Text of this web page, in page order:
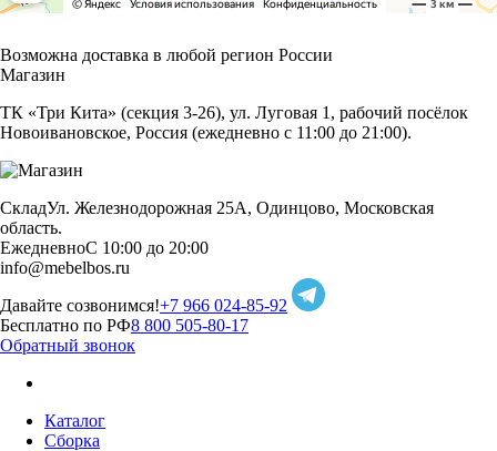
Возможна доставка в любой регион России
Магазин
ТК «Три Кита» (секция 3-26), ул. Луговая 1, рабочий посёлок
Новоивановское, Россия (ежедневно с 11:00 до 21:00).
СкладУл. Железнодорожная 25А, Одинцово, Московская
область.
ЕжедневноС 10:00 до 20:00
info@mebelbos.ru
Давайте созвонимся!+7 966 024-85-92
Бесплатно по РФ8 800 505-80-17
Обратный звонок
Каталог
Сборка